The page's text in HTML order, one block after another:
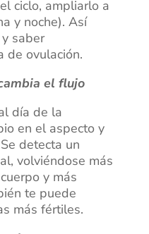
ciclo, ampliarlo a
y noche). Así
saber
de ovulación.
el flujo
día de la
en el aspecto y
detecta un
volviéndose más
y más
te puede
más fértiles.